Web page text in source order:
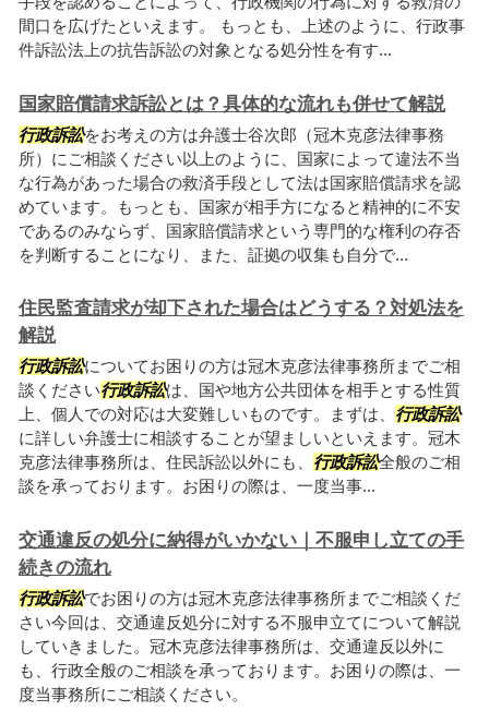
間口を広げたといえます。 もっとも、上述のように、行政事
件訴訟法上の抗告訴訟の対象となる処分性を有す...
国家賠償請求訴訟とは？具体的な流れも併せて解説
行政訴訟をお考えの方は弁護士谷次郎（冠木克彦法律事務
所）にご相談ください以上のように、国家によって違法不当
な行為があった場合の救済手段として法は国家賠償請求を認
めています。もっとも、国家が相手方になると精神的に不安
であるのみならず、国家賠償請求という専門的な権利の存否
を判断することになり、また、証拠の収集も自分で...
住民監査請求が却下された場合はどうする？対処法を
解説
行政訴訟についてお困りの方は冠木克彦法律事務所までご相
談ください行政訴訟は、国や地方公共団体を相手とする性質
上、個人での対応は大変難しいものです。まずは、 行政訴訟
に詳しい弁護士に相談することが望ましいといえます。冠木
克彦法律事務所は、住民訴訟以外にも、 行政訴訟全般のご相
談を承っております。お困りの際は、一度当事...
交通違反の処分に納得がいかない｜不服申し立ての手
続きの流れ
行政訴訟でお困りの方は冠木克彦法律事務所までご相談くだ
さい今回は、交通違反処分に対する不服申立てについて解説
していきました。冠木克彦法律事務所は、交通違反以外に
も、行政全般のご相談を承っております。お困りの際は、一
度当事務所にご相談ください。